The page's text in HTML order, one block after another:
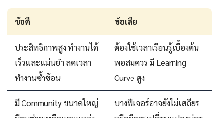
ข้อดี ข้อเสีย
ประสิทธิภาพสูง ทำงานได้
เร็วและแม่นยำ ลดเวลา
ทำงานซ้ำซ้อน
ต้องใช้เวลาเรียนรู้เบื้องต้น
พอสมควร มี Learning
Curve สูง
มี Community ขนาดใหญ่
บางฟีเจอร์อาจยังไม่เสถียร